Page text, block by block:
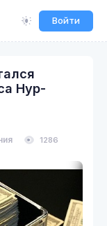
Войти
Нур-
1286